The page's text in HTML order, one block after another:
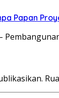
Papan